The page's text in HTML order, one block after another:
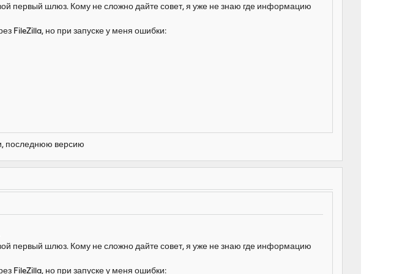
первый шлюз. Кому не сложно дайте совет, я уже не знаю где информацию
FileZilla, но при запуске у меня ошибки:
последнюю версию
первый шлюз. Кому не сложно дайте совет, я уже не знаю где информацию
FileZilla, но при запуске у меня ошибки: